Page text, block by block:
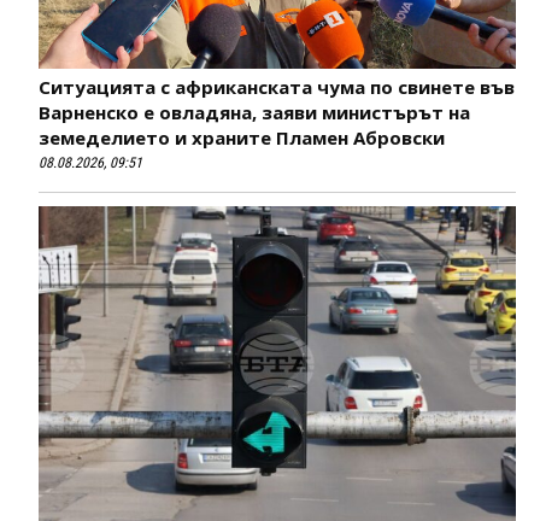
Ситуацията с африканската чума по свинете във
Варненско е овладяна, заяви министърът на
земеделието и храните Пламен Абровски
08.08.2026, 09:51